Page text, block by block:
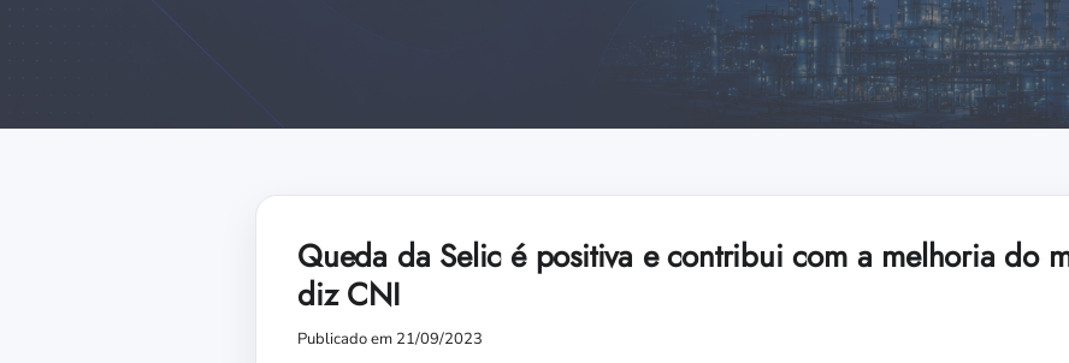
Queda da Selic é positiva e contribui com a melhoria do
diz CNI
Publicado em 21/09/2023